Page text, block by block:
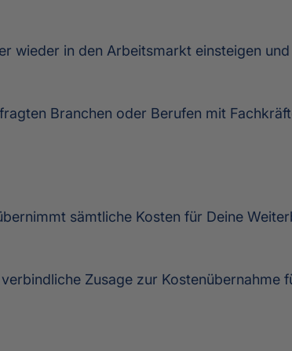
wieder in den Arbeitsmarkt einsteigen
Branchen oder Berufen mit
sämtliche Kosten für Deine
Zusage zur Kostenübernahme